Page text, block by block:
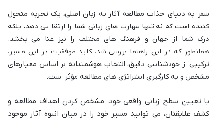
سفر به دنیای جذاب مطالعه آثار به زبان اصلی، یک تجربه متحول
کننده است که نه تنها مهارت های زبانی شما را ارتقا می دهد، بلکه
درک شما از جهان و فرهنگ های مختلف را نیز غنا می بخشد.
همانطور که در این راهنما بررسی شد، کلید موفقیت در این مسیر،
ترکیبی از خودشناسی دقیق، انتخاب هوشمندانه بر اساس معیارهای
مشخص و به کارگیری استراتژی های مطالعه مؤثر است.
با تعیین سطح زبانی واقعی خود، مشخص کردن اهداف مطالعه و
کشف علایقتان، می توانید مسیر خود را در میان انبوه آثار موجود